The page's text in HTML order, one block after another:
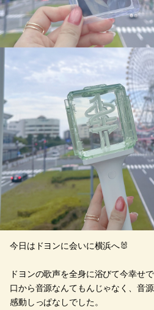
今日はドヨンに会いに横浜へ🐰
ドヨンの歌声を全身に浴びて今幸せ
口から音源なんてもんじゃなく、音
感動しっぱなしでした。